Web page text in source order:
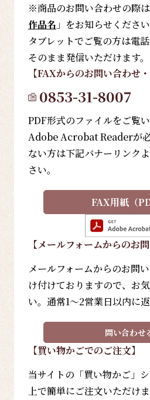
※商品のお問い合わせの際
作品名 」をお知らせくださ
タブレットでご覧の方は電
そのまま発信いただけます。
【FAXからのお問い合わせ
0853-31-8007
PDF形式のファイルをご覧い
Adobe Acrobat Readerが
ない方は下記バナーリンク
さい。
FAX用紙（
【メールフォームからのお
メールフォームからのお問
け付けておりますので、お
い。通常1～2営業日以内に返
問い合わせ
【買い物かごでのご注文】
当サイトの「買い物かご」
上で簡単にご注文いただけ